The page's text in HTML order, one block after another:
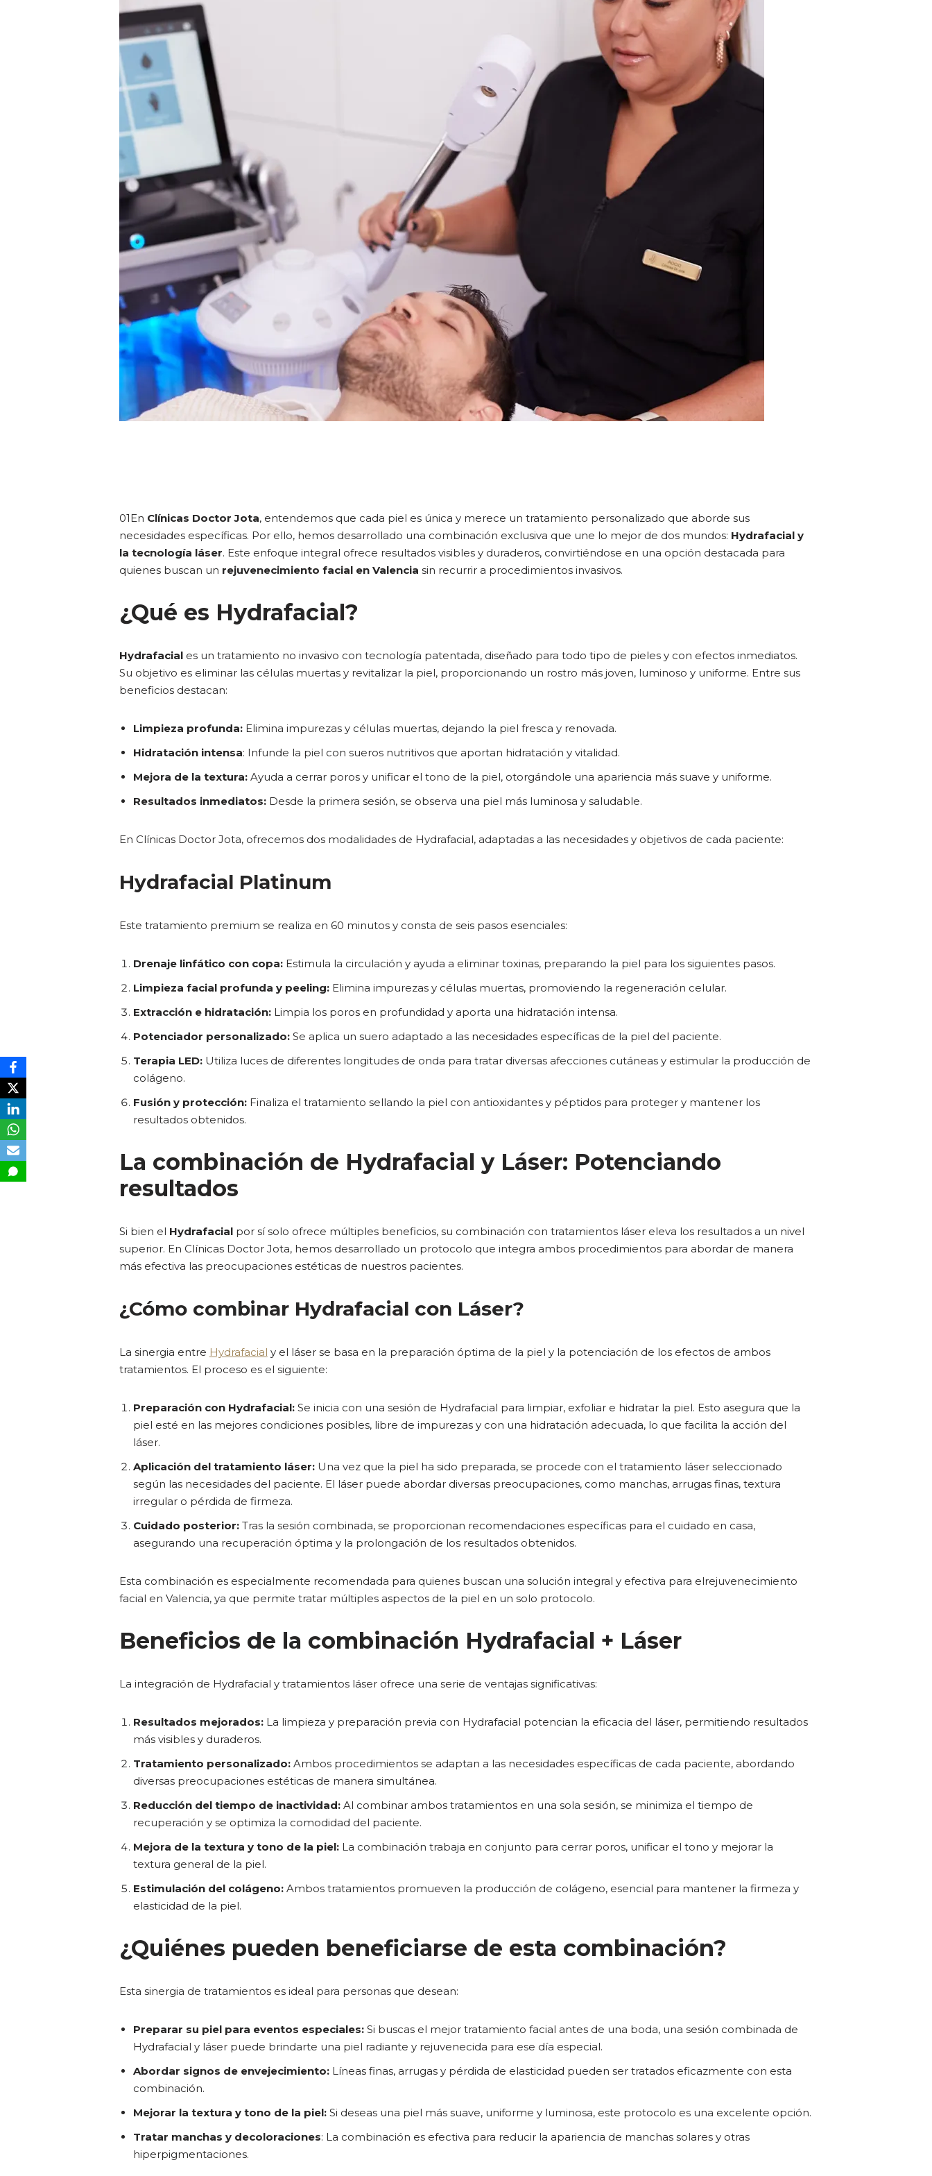
01En Clínicas Doctor Jota, entendemos que cada piel es única y merece un tratamiento personalizado que aborde sus
necesidades específicas. Por ello, hemos desarrollado una combinación exclusiva que une lo mejor de dos mundos: Hydrafacial y
la tecnología láser. Este enfoque integral ofrece resultados visibles y duraderos, convirtiéndose en una opción destacada para
quienes buscan un rejuvenecimiento facial en Valencia sin recurrir a procedimientos invasivos.
¿Qué es Hydrafacial?
Hydrafaciales un tratamiento no invasivo con tecnología patentada, diseñado para todo tipo de pieles y con efectos inmediatos.
Su objetivo es eliminar las células muertas y revitalizar la piel, proporcionando un rostro más joven, luminoso y uniforme. Entre sus
beneficios destacan:
Limpieza profunda:Elimina impurezas y células muertas, dejando la piel fresca y renovada.
Hidratación intensa: Infunde la piel con sueros nutritivos que aportan hidratación y vitalidad.
Mejora de la textura:Ayuda a cerrar poros y unificar el tono de la piel, otorgándole una apariencia más suave y uniforme.
Resultados inmediatos:Desde la primera sesión, se observa una piel más luminosa y saludable.
En Clínicas Doctor Jota, ofrecemos dos modalidades de Hydrafacial, adaptadas a las necesidades y objetivos de cada paciente:
Hydrafacial Platinum
Este tratamiento premium se realiza en 60 minutos y consta de seis pasos esenciales:
Drenaje linfático con copa:Estimula la circulación y ayuda a eliminar toxinas, preparando la piel para los siguientes pasos.
Limpieza facial profunda y peeling:Elimina impurezas y células muertas, promoviendo la regeneración celular.
Extracción e hidratación:Limpia los poros en profundidad y aporta una hidratación intensa.
Potenciador personalizado:Se aplica un suero adaptado a las necesidades específicas de la piel del paciente.
Terapia LED:Utiliza luces de diferentes longitudes de onda para tratar diversas afecciones cutáneas y estimular la producción de
colágeno.
Fusión y protección:Finaliza el tratamiento sellando la piel con antioxidantes y péptidos para proteger y mantener los
resultados obtenidos.
La combinación de Hydrafacial y Láser: Potenciando
resultados
Si bien el Hydrafacialpor sí solo ofrece múltiples beneficios, su combinación con tratamientos láser eleva los resultados a un nivel
superior. En Clínicas Doctor Jota, hemos desarrollado un protocolo que integra ambos procedimientos para abordar de manera
más efectiva las preocupaciones estéticas de nuestros pacientes.
¿Cómo combinar Hydrafacial con Láser?
La sinergia entre Hydrafacial y el láser se basa en la preparación óptima de la piel y la potenciación de los efectos de ambos
tratamientos. El proceso es el siguiente:
Preparación con Hydrafacial:Se inicia con una sesión de Hydrafacial para limpiar, exfoliar e hidratar la piel. Esto asegura que la
piel esté en las mejores condiciones posibles, libre de impurezas y con una hidratación adecuada, lo que facilita la acción del
láser.
Aplicación del tratamiento láser:Una vez que la piel ha sido preparada, se procede con el tratamiento láser seleccionado
según las necesidades del paciente. El láser puede abordar diversas preocupaciones, como manchas, arrugas finas, textura
irregular o pérdida de firmeza.
Cuidado posterior:Tras la sesión combinada, se proporcionan recomendaciones específicas para el cuidado en casa,
asegurando una recuperación óptima y la prolongación de los resultados obtenidos.
Esta combinación es especialmente recomendada para quienes buscan una solución integral y efectiva para elrejuvenecimiento
facial en Valencia, ya que permite tratar múltiples aspectos de la piel en un solo protocolo.
Beneficios de la combinación Hydrafacial + Láser
La integración de Hydrafacial y tratamientos láser ofrece una serie de ventajas significativas:
Resultados mejorados:La limpieza y preparación previa con Hydrafacial potencian la eficacia del láser, permitiendo resultados
más visibles y duraderos.
Tratamiento personalizado:Ambos procedimientos se adaptan a las necesidades específicas de cada paciente, abordando
diversas preocupaciones estéticas de manera simultánea.
Reducción del tiempo de inactividad:Al combinar ambos tratamientos en una sola sesión, se minimiza el tiempo de
recuperación y se optimiza la comodidad del paciente.
Mejora de la textura y tono de la piel:La combinación trabaja en conjunto para cerrar poros, unificar el tono y mejorar la
textura general de la piel.
Estimulación del colágeno:Ambos tratamientos promueven la producción de colágeno, esencial para mantener la firmeza y
elasticidad de la piel.
¿Quiénes pueden beneficiarse de esta combinación?
Esta sinergia de tratamientos es ideal para personas que desean:
Preparar su piel para eventos especiales:Si buscas el mejor tratamiento facial antes de una boda, una sesión combinada de
Hydrafacial y láser puede brindarte una piel radiante y rejuvenecida para ese día especial.
Abordar signos de envejecimiento:Líneas finas, arrugas y pérdida de elasticidad pueden ser tratados eficazmente con esta
combinación.
Mejorar la textura y tono de la piel:Si deseas una piel más suave, uniforme y luminosa, este protocolo es una excelente opción.
Tratar manchas y decoloraciones: La combinación es efectiva para reducir la apariencia de manchas solares y otras
hiperpigmentaciones.